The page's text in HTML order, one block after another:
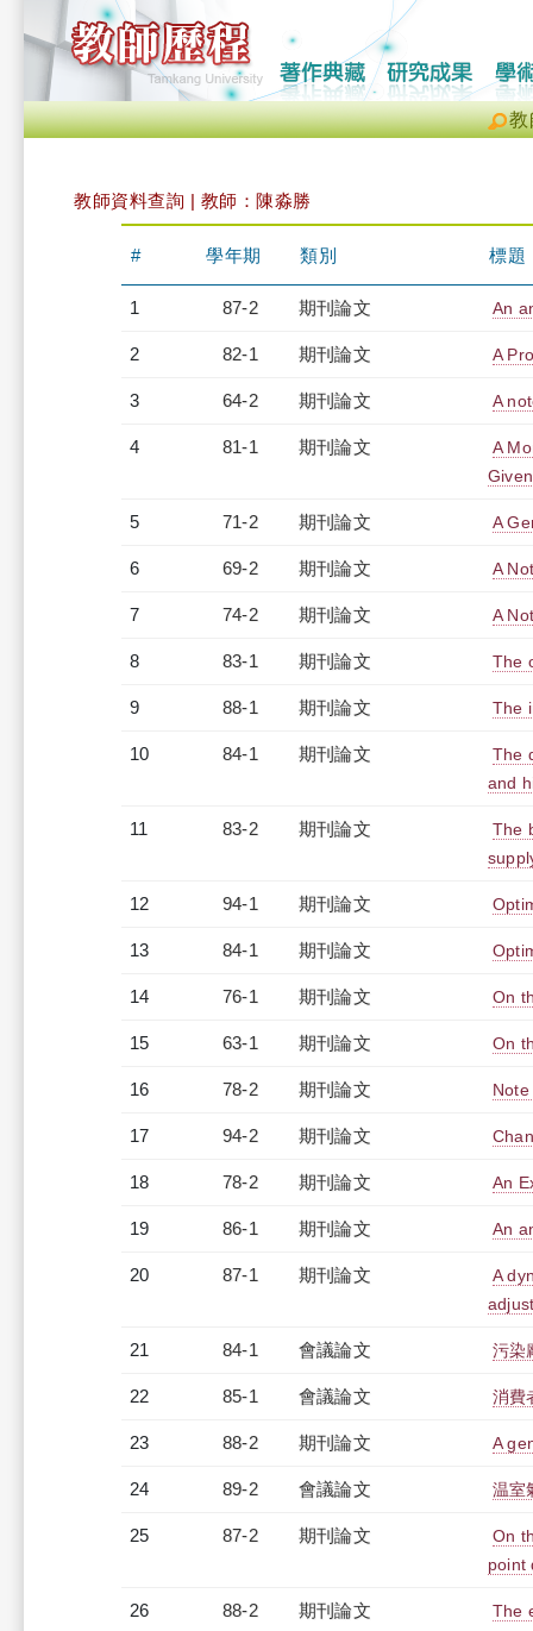
教
教師資料查詢 | 教師：陳淼勝
# 學年期 類別 標題
1 87-2 期刊論文 An
2 82-1 期刊論文 A
3 64-2 期刊論文 A
4 81-1 期刊論文
A
5 71-2 期刊論文 A
6 69-2 期刊論文 A
7 74-2 期刊論文 A
8 83-1 期刊論文 The
9 88-1 期刊論文 The
10 84-1 期刊論文
The
and
11 83-2 期刊論文
The
12 94-1 期刊論文
13 84-1 期刊論文
14 76-1 期刊論文 On
15 63-1 期刊論文 On
16 78-2 期刊論文
17 94-2 期刊論文
18 78-2 期刊論文 An
19 86-1 期刊論文 An
20 87-1 期刊論文
A
21 84-1 會議論文 污染
22 85-1 會議論文 消費
23 88-2 期刊論文 A
24 89-2 會議論文 温室
25 87-2 期刊論文
On
point
26 88-2 期刊論文 The